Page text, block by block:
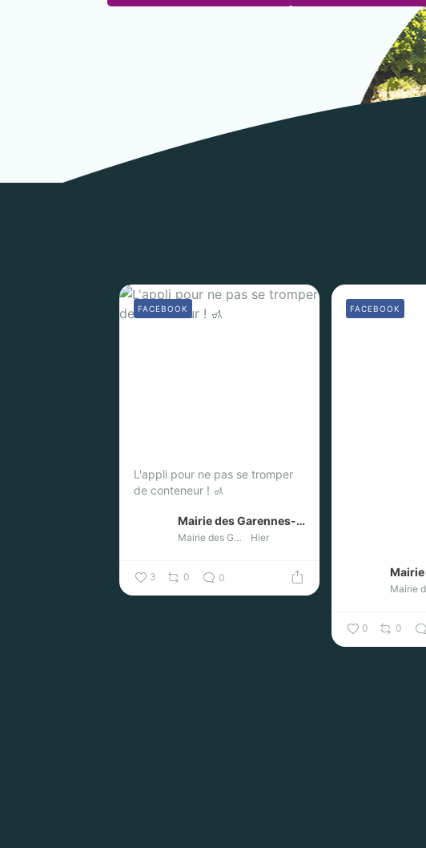
L'appli pour ne pas se tromper
de conteneur ! 🚮
Mairie des Garennes-sur-Loire
Mairie des Garennes-sur-Loire Hier
FACEBOOK
3 0 0
FACEBOOK
0 0